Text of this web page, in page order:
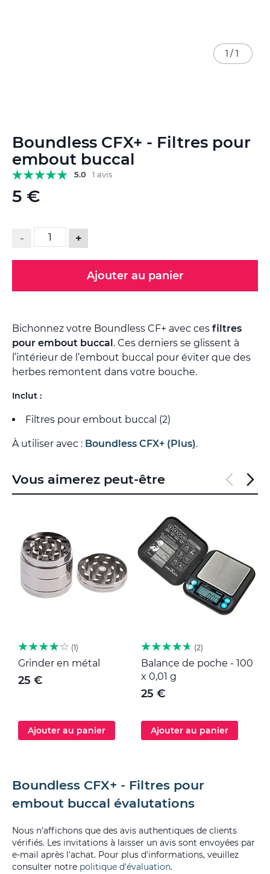
Boundless CFX+ - Filtres pour
embout buccal
5.0 1 avis
5 €
- +
Ajouter au panier
Bichonnez votre Boundless CF+ avec ces filtres
pour embout buccal. Ces derniers se glissent à
l’intérieur de l’embout buccal pour éviter que des
herbes remontent dans votre bouche.
Inclut :
Filtres pour embout buccal (2)
À utiliser avec : Boundless CFX+ (Plus).
1 / 1
to
the
beginning
of
the
images
Vous aimerez peut-être
1
Grinder en métal
25 €
Ajouter au panier
2
Balance de poche - 100
x 0,01 g
25 €
Ajouter au panier
Boundless CFX+ - Filtres pour
embout buccal évalutations
Nous n'affichons que des avis authentiques de clients
vérifiés. Les invitations à laisser un avis sont envoyées par
e-mail après l'achat. Pour plus d'informations, veuillez
consulter notre politique d'évaluation.